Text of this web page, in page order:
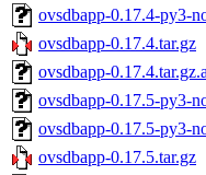
ovsdbapp-0.17.4-py3-
ovsdbapp-0.17.4.tar.gz
ovsdbapp-
ovsdbapp-0.17.5-py3-
ovsdbapp-0.17.5-py3-
ovsdbapp-0.17.5.tar.gz